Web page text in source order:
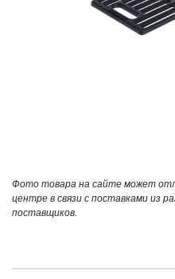
Фото товара на сайте может
центре в связи с поставками из
поставщиков.